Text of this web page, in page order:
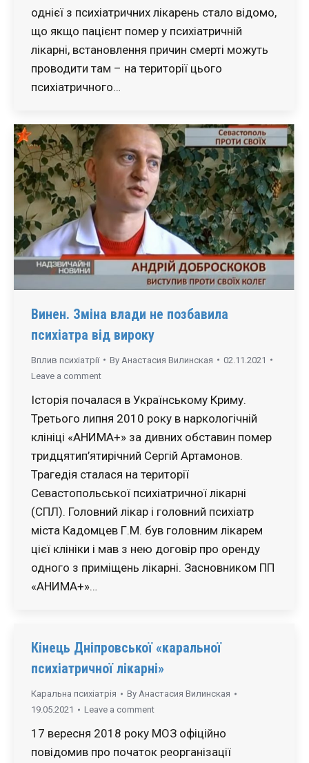
однієї з психіатричних лікарень стало відомо,
що якщо пацієнт помер у психіатричній
лікарні, встановлення причин смерті можуть
проводити там – на території цього
психіатричного…
Винен. Зміна влади не позбавила
психіатра від вироку
Вплив психіатрії By Анастасия Вилинская
02.11.2021
Leave a comment
Історія почалася в Українському Криму.
Третього липня 2010 року в наркологічній
клініці «АНИМА+» за дивних обставин помер
тридцятип’ятирічний Сергій Артамонов.
Трагедія сталася на території
Севастопольської психіатричної лікарні
(СПЛ). Головний лікар і головний психіатр
міста Кадомцев Г.М. був головним лікарем
цієї клініки і мав з нею договір про оренду
одного з приміщень лікарні. Засновником ПП
«АНИМА+»…
Кінець Дніпровської «каральної
психіатричної лікарні»
Каральна психіатрія By Анастасия Вилинская
19.05.2021
Leave a comment
17 вересня 2018 року МОЗ офіційно
повідомив про початок реорганізації